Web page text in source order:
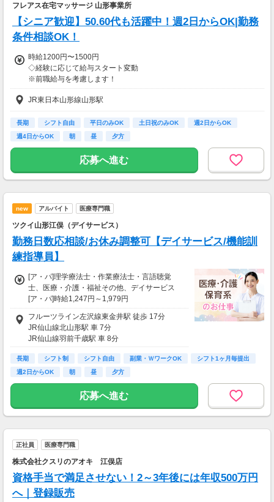
フレアス在宅マッサージ 山形事業所
【シニア歓迎】50.60代も活躍中！週2日からOK|勤務
条件相談OK！
時給1200円〜1500円
◇経験に応じて給与スタート変動
※前職給与を考慮します！
◇施術管理者の場合、別途手当あり
◇昇給賞与あり
（会社業績、個人評価に応じて）
（施術所に応じて変動あり）
【交通費】
JR東日本山形線山形駅
長期 シフト自由 平日のみOK 土日祝のみOK
週2日からOK
週4日からOK
朝 昼 夕方
応募へ進む
new アルバイト 医療専門職
ツクイ山形江俣（デイサービス）
勤務日数応相談/お休み調整可【デイサービス/機能訓
練指導員】
[ア・パ]理学療法士・作業療法士・言語聴覚
士、医療・介護・福祉その他、デイサービス
[ア・パ]時給1,247円～1,979円
◆土日祝日は時給100円アップ！
＼うれしい手当も充実／
◆特別手当（年2回、最大16万円）
◆資格手当
の支給
＊結婚・出生・入学のお祝い金：5,000～20,
000円
＊ヘルスチェック補助：最大1万円給付など
※時給は経験や資格を加味して決定
【交通費】
一部支給
フルーツライン左沢線東金井駅 徒歩 17分
JR仙山線北山形駅 車 7分
JR仙山線羽前千歳駅 車 8分
長期 シフト制 シフト自由 副業・ＷワークOK
シフト1ヶ月毎提出
週2日からOK
朝 昼 夕方
応募へ進む
正社員 医療専門職
株式会社クスリのアオキ 江俣店
資格手当で満足させない！2～3年後には年収500万円
へ｜登録販売